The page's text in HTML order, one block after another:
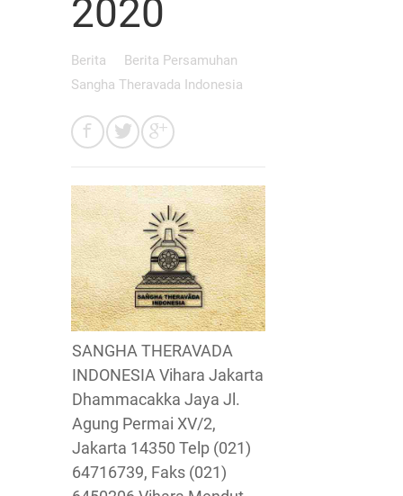
2020
Berita
Berita Persamuhan
Sangha Theravada Indonesia
SANGHA THERAVADA
INDONESIA Vihara Jakarta
Dhammacakka Jaya Jl.
Agung Permai XV/2,
Jakarta 14350 Telp (021)
64716739, Faks (021)